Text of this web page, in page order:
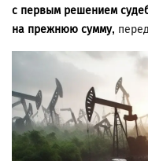
с первым решением
на прежнюю сумму,